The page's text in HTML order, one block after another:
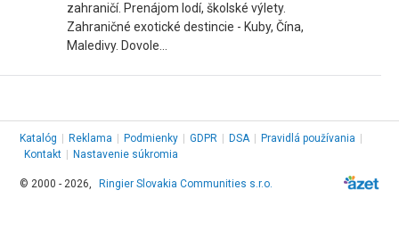
zahraničí. Prenájom lodí, školské výlety.
Zahraničné exotické destincie - Kuby, Čína,
Maledivy. Dovole...
Katalóg Reklama Podmienky GDPR DSA Pravidlá používania
Kontakt
Nastavenie súkromia
© 2000 - 2026, Ringier Slovakia Communities s.r.o.